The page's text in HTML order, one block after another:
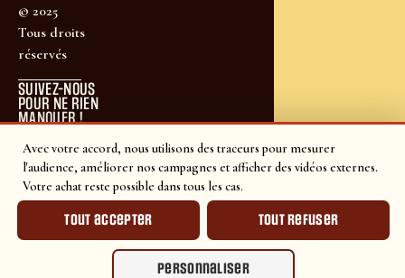
Avec votre accord, nous utilisons des traceurs pour mesurer
l'audience, améliorer nos campagnes et afficher des vidéos externes.
Votre achat reste possible dans tous les cas.
Tout accepter Tout refuser
Personnaliser
© 2025
Tous droits
réservés
SUIVEZ-NOUS
POUR NE RIEN
MANQUER !